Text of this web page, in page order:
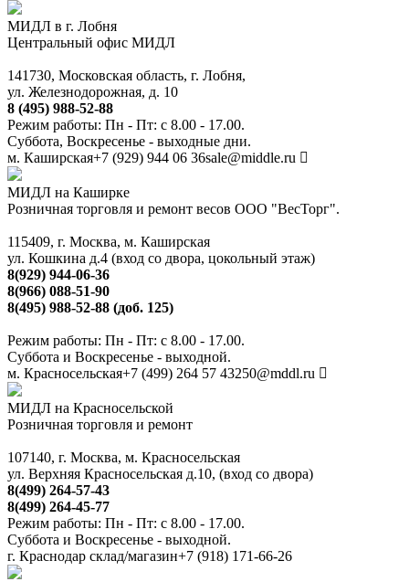
МИДЛ в г. Лобня
Центральный офис МИДЛ
141730, Московская область, г. Лобня,
ул. Железнодорожная, д. 10
8 (495) 988-52-88
Режим работы: Пн - Пт: с 8.00 - 17.00.
Суббота, Воскресенье - выходные дни.
м. Каширская+7 (929) 944 06 36sale@middle.ru
МИДЛ на Каширке
Розничная торговля и ремонт весов ООО "ВесТорг".
115409, г. Москва, м. Каширская
ул. Кошкина д.4 (вход со двора, цокольный этаж)
8(929) 944-06-36
8(966) 088-51-90
8(495) 988-52-88 (доб. 125)
Режим работы: Пн - Пт: с 8.00 - 17.00.
Суббота и Воскресенье - выходной.
м. Красносельская+7 (499) 264 57 43250@mddl.ru
МИДЛ на Красносельской
Розничная торговля и ремонт
107140, г. Москва, м. Красносельская
ул. Верхняя Красносельская д.10, (вход со двора)
8(499) 264-57-43
8(499) 264-45-77
Режим работы: Пн - Пт: с 8.00 - 17.00.
Суббота и Воскресенье - выходной.
г. Краснодар склад/магазин+7 (918) 171-66-26